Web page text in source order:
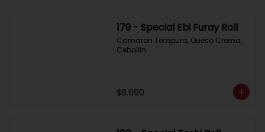
179 - Special Ebi Furay Roll
Camaron Tempura, Queso Crema,
Cebollin
$6.690